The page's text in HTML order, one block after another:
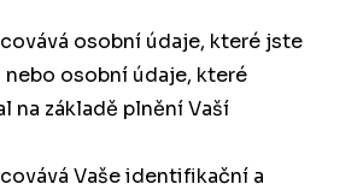
osobní údaje, které jste
nebo osobní údaje, které
na základě plnění Vaší
Vaše identifikační a